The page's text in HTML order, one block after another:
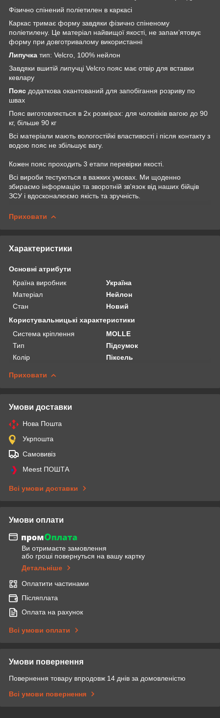
Фізично спінений поліетилен в каркасі
Каркас тримає форму завдяки фізично спіненому
поліетилену. Це матеріал найвищої якості, не запам’ятовує
форму при довготривалому використанні
Липучка тип: Velcro, 100% нейлон
Завдяки вшитій липучці Velcro пояс має отвір для вставки
кевлару
Пояс додаткова окантований для запобігання розриву по
швах
Пояс виготовляється в 2х розмірах: для чоловіків вагою до 90
кг, більше 90 кг
Всі матеріали мають вологостійкі властивості і після контакту з
водою пояс не збільшує вагу.
Кожен пояс проходить 3 етапи перевірки якості.
Всі вироби тестуються в важких умовах. Ми щоденно
збираємо інформацію та зворотній зв'язок від наших бійців
ЗСУ і вдосконалюємо якість та зручність.
Приховати
Характеристики
Основні атрибути
Країна виробник
Україна
Матеріал
Нейлон
Стан
Новий
Користувальницькі характеристики
Система кріплення
MOLLE
Тип
Підсумок
Колір
Піксель
Приховати
Умови доставки
Нова Пошта
Укрпошта
Самовивіз
Meest ПОШТА
Всі умови доставки
Умови оплати
Ви отримаєте замовлення
або гроші повернуться на вашу картку
Детальніше
Оплатити частинами
Післяплата
Оплата на рахунок
Всі умови оплати
Умови повернення
Повернення товару впродовж 14 днів за домовленістю
Всі умови повернення